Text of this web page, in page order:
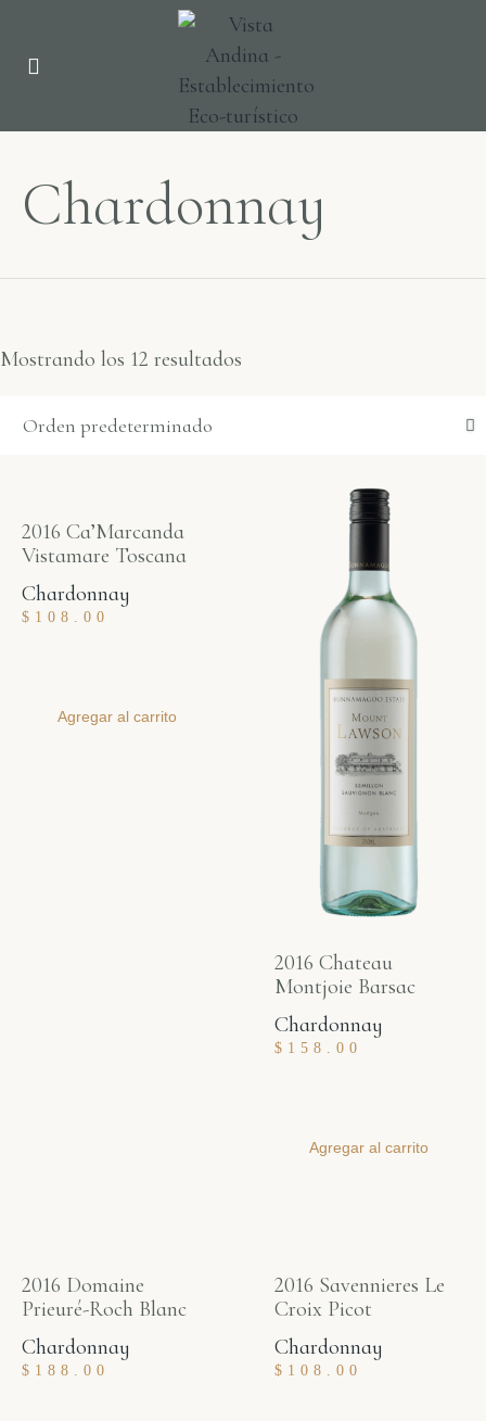
Chardonnay
Mostrando los 12 resultados
2016 Ca’Marcanda
Vistamare Toscana
Chardonnay
$ 108.00
Agregar al carrito
2016 Chateau
Montjoie Barsac
Chardonnay
$ 158.00
Agregar al carrito
2016 Domaine
Prieuré-Roch Blanc
Chardonnay
$ 188.00
2016 Savennieres Le
Croix Picot
Chardonnay
$ 108.00